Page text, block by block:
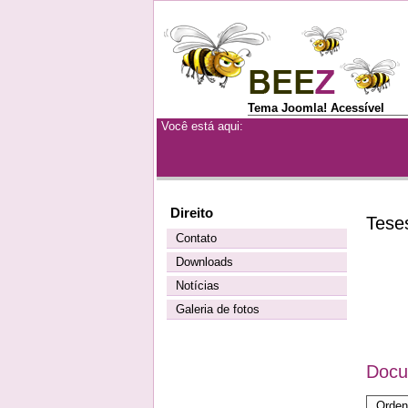
Tema Joomla! Acessível
Você está aqui:
Direito
Contato
Downloads
Notícias
Galeria de fotos